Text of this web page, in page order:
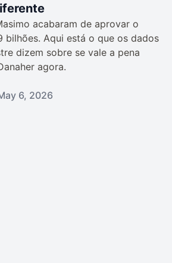
acabaram de aprovar o
bilhões. Aqui está o que os dados
dizem sobre se vale a pena
agora.
6, 2026